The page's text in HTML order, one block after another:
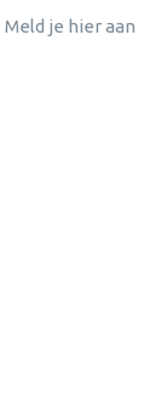
Meld je hier aan